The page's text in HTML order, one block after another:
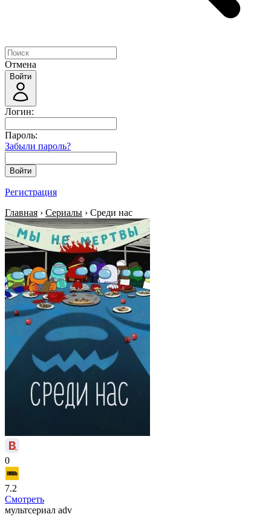
Отмена
Войти
Логин:
Пароль:
Забыли пароль?
Войти
Регистрация
Главная › Сериалы › Среди нас
0
7.2
Смотреть
мультсериал adv